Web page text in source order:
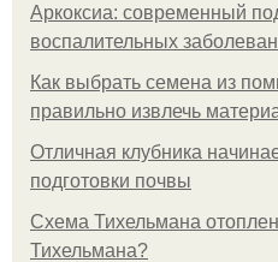
Аркоксиа: современный
воспалительных
Как выбрать семена из
правильно извлечь
Отличная клубника
подготовки почвы
Схема Тихельмана
Тихельмана?